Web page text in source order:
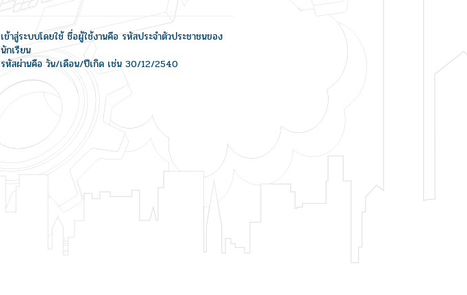
เข้าสู่ระบบโดยใช้ ชื่อผู้ใช้งานคือ รหัสประจำตัวประชาชนของ
นักเรียน
รหัสผ่านคือ วัน/เดือน/ปีเกิด เช่น 30/12/2540